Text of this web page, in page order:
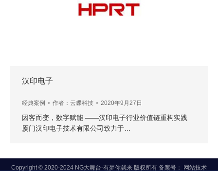
汉印电子
经典案例 作者： 云蝶科技 2020年9月27日
因客而变，数字赋能 ——汉印电子行业价值链重构实践
厦门汉印电子技术有限公司致力于…
Copyright © 2020-2024 NG大舞台-有梦你就来 版权所有 备案号： 网站技术